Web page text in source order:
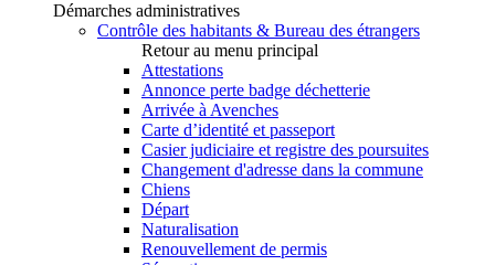
Démarches administratives
Contrôle des habitants & Bureau des étrangers
Retour au menu principal
Attestations
Annonce perte badge déchetterie
Arrivée à Avenches
Carte d’identité et passeport
Casier judiciaire et registre des poursuites
Changement d'adresse dans la commune
Chiens
Départ
Naturalisation
Renouvellement de permis